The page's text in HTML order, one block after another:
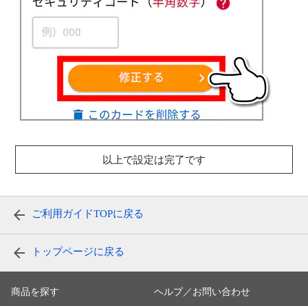
以上で設定は完了です
ご利用ガイドTOPに戻る
トップページに戻る
商品を探す ヘルプ／お問い合わせ